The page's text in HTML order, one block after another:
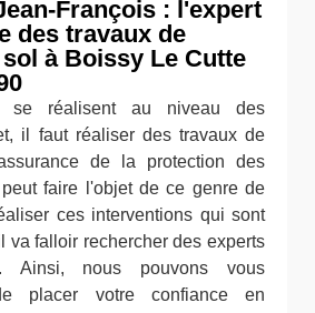
François : l'expert
des travaux de
à Boissy Le Cutte
se réalisent au niveau des
il faut réaliser des travaux de
de la protection des
faire l'objet de ce genre de
ces interventions qui sont
va falloir rechercher des experts
Ainsi, nous pouvons vous
placer votre confiance en